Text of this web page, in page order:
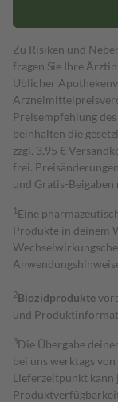
Zu Risiken und
fragen Sie Ihre
Üblicher
Preisempfehlung
beinhalten die
zzgl. 3,95 €
frei.
und Gratis-
1 Eine
Produkte in deinem
2Biozidprodukte
und
3Die Übergabe
bei uns werktags
Lieferzeitpunkt kann